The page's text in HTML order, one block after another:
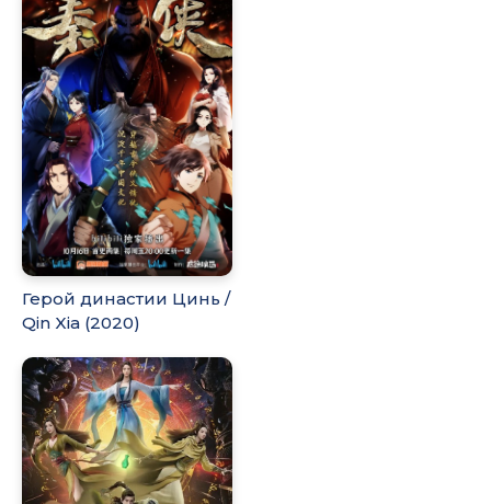
Герой династии Цинь /
Qin Xia (2020)